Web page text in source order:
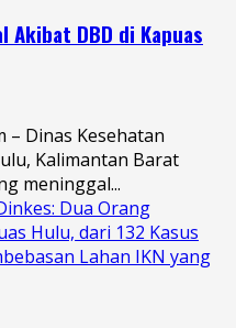
Akibat DBD di Kapuas
– Dinas Kesehatan
Kalimantan Barat
meninggal...
Dua Orang
Hulu, dari 132 Kasus
Lahan IKN yang